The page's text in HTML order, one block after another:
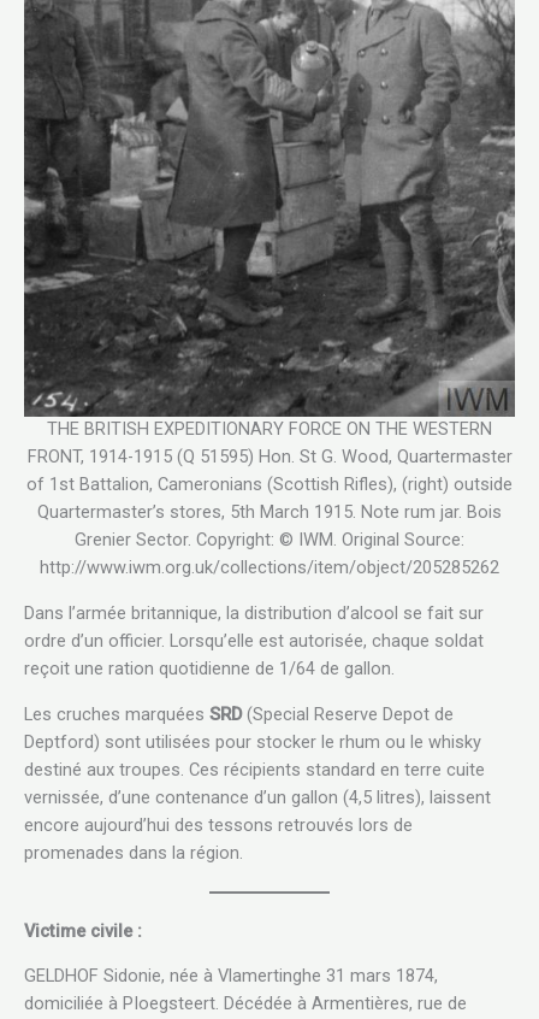
THE BRITISH EXPEDITIONARY FORCE ON THE WESTERN
FRONT, 1914-1915 (Q 51595) Hon. St G. Wood, Quartermaster
of 1st Battalion, Cameronians (Scottish Rifles), (right) outside
Quartermaster’s stores, 5th March 1915. Note rum jar. Bois
Grenier Sector. Copyright: © IWM. Original Source:
http://www.iwm.org.uk/collections/item/object/205285262
Dans l’armée britannique, la distribution d’alcool se fait sur
ordre d’un officier. Lorsqu’elle est autorisée, chaque soldat
reçoit une ration quotidienne de 1/64 de gallon.
Les cruches marquées SRD(Special Reserve Depot de
Deptford) sont utilisées pour stocker le rhum ou le whisky
destiné aux troupes. Ces récipients standard en terre cuite
vernissée, d’une contenance d’un gallon (4,5 litres), laissent
encore aujourd’hui des tessons retrouvés lors de
promenades dans la région.
Victime civile :
GELDHOF Sidonie, née à Vlamertinghe 31 mars 1874,
domiciliée à PIoegsteert. Décédée à Armentières, rue de